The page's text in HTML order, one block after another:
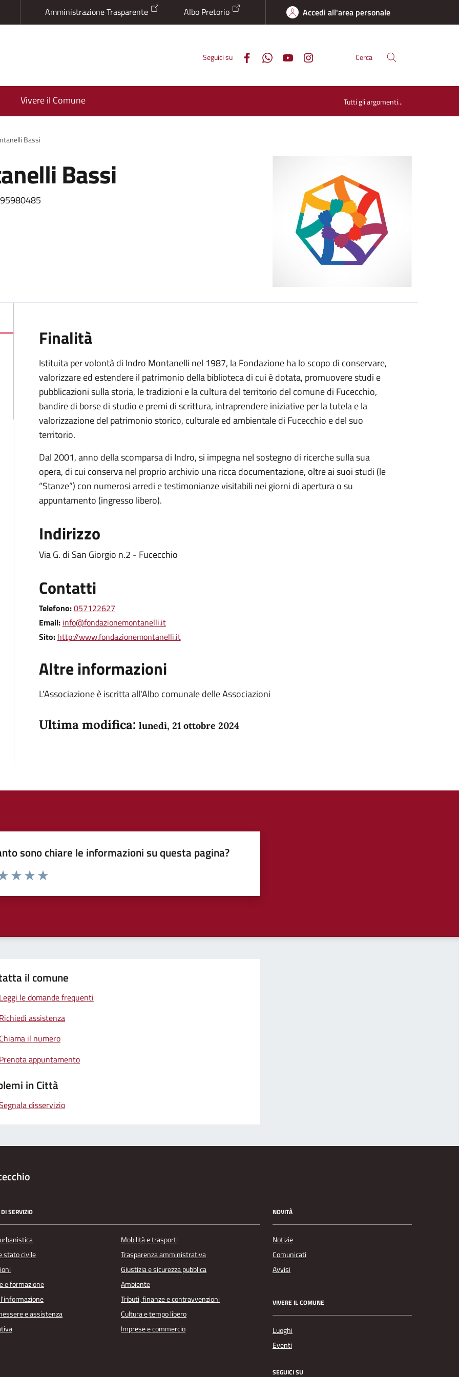
Amministrazione Trasparente Albo Pretorio Accedi all'area personale
Seguici su Cerca
Vivere il Comune Tutti gli argomenti...
Bassi
Bassi
Finalità
Istituita per volontà di Indro Montanelli nel 1987, la Fondazione ha lo scopo di conservare,
valorizzare ed estendere il patrimonio della biblioteca di cui è dotata, promuovere studi e
pubblicazioni sulla storia, le tradizioni e la cultura del territorio del comune di Fucecchio,
bandire di borse di studio e premi di scrittura, intraprendere iniziative per la tutela e la
valorizzazione del patrimonio storico, culturale ed ambientale di Fucecchio e del suo
territorio.
Dal 2001, anno della scomparsa di Indro, si impegna nel sostegno di ricerche sulla sua
opera, di cui conserva nel proprio archivio una ricca documentazione, oltre ai suoi studi (le
“Stanze”) con numerosi arredi e testimonianze visitabili nei giorni di apertura o su
appuntamento (ingresso libero).
Indirizzo
Via G. di San Giorgio n.2 - Fucecchio
Contatti
Telefono:057122627
Email: info@fondazionemontanelli.it
Sito: http://www.fondazionemontanelli.it
Altre informazioni
L'Associazione è iscritta all'Albo comunale delle Associazioni
Ultima modifica: lunedì, 21 ottobre 2024
sono chiare le informazioni su questa pagina?
da 1 a 5 stelle la pagina
il comune
Leggi le domande frequenti
Richiedi assistenza
Chiama il numero
Prenota appuntamento
in Città
disservizio
SERVIZIO
stato civile
e formazione
e assistenza
Mobilità e trasporti
Trasparenza amministrativa
Giustizia e sicurezza pubblica
Ambiente
Tributi, finanze e contravvenzioni
Cultura e tempo libero
Imprese e commercio
NOVITÀ
Notizie
Comunicati
Avvisi
VIVERE IL COMUNE
Luoghi
Eventi
SEGUICI SU